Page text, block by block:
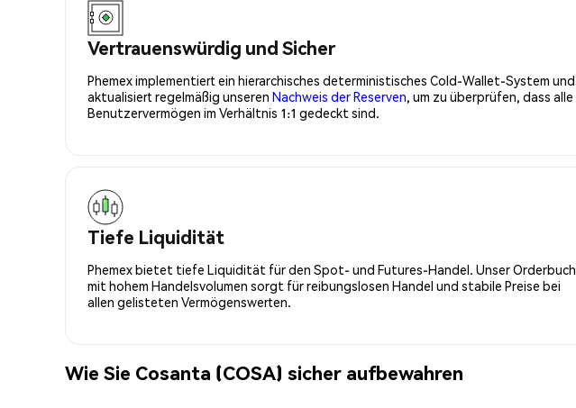
Vertrauenswürdig und Sicher
Phemex implementiert ein hierarchisches deterministisches Cold-Wallet-System und
aktualisiert regelmäßig unseren Nachweis der Reserven, um zu überprüfen, dass alle
Benutzervermögen im Verhältnis 1:1 gedeckt sind.
Tiefe Liquidität
Phemex bietet tiefe Liquidität für den Spot- und Futures-Handel. Unser Orderbuch
mit hohem Handelsvolumen sorgt für reibungslosen Handel und stabile Preise bei
allen gelisteten Vermögenswerten.
Wie Sie Cosanta (COSA) sicher aufbewahren